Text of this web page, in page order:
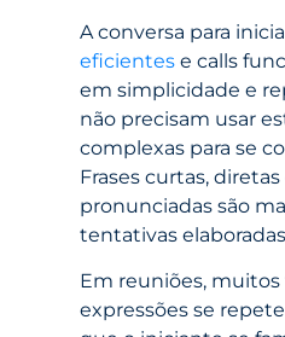
A conversa para
eficientes e calls
em simplicidade e
não precisam usar
complexas para se
Frases curtas,
pronunciadas são
tentativas
Em reuniões, muitos
expressões se